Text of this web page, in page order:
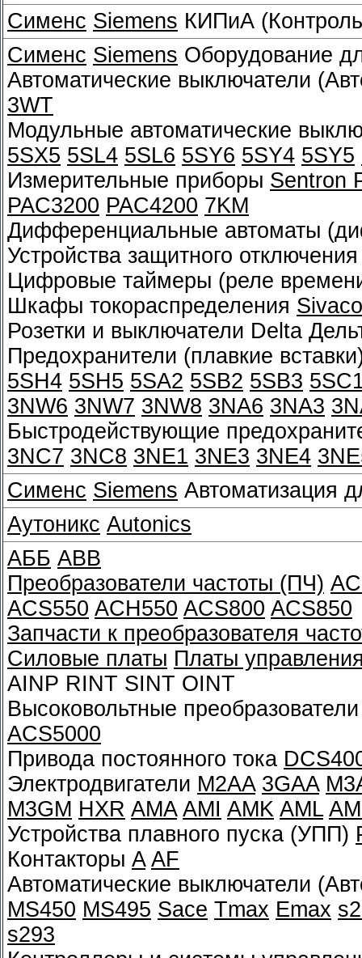
Сименс Siemens КИПиА
Сименс Siemens Оборудование
Автоматические выключатели
3WT
Модульные автоматические
5SX5 5SL4 5SL6 5SY6 5SY4 5SY5
Измерительные приборы Sentron
PAC3200 PAC4200 7KM
Дифференциальные автоматы
Устройства защитного
Цифровые таймеры (реле
Шкафы токораспределения
Розетки и выключатели Delta
Предохранители (плавкие
5SH4 5SH5 5SA2 5SB2 5SB3
3NW6 3NW7 3NW8 3NA6 3NA3
Быстродействующие
3NC7 3NC8 3NE1 3NE3 3NE4
Сименс Siemens Автоматизация
Аутоникс Autonics
АББ ABB
Преобразователи частоты (ПЧ)
ACS550 ACH550 ACS800 ACS850
Запчасти к преобразователя
Силовые платы Платы
AINP RINT SINT OINT
Высоковольтные
ACS5000
Привода постоянного тока
Электродвигатели M2AA 3GAA
M3GM HXR AMA AMI AMK AML
Устройства плавного пуска (УПП)
Контакторы A AF
Автоматические выключатели
MS450 MS495 Sace Tmax Emax
s293